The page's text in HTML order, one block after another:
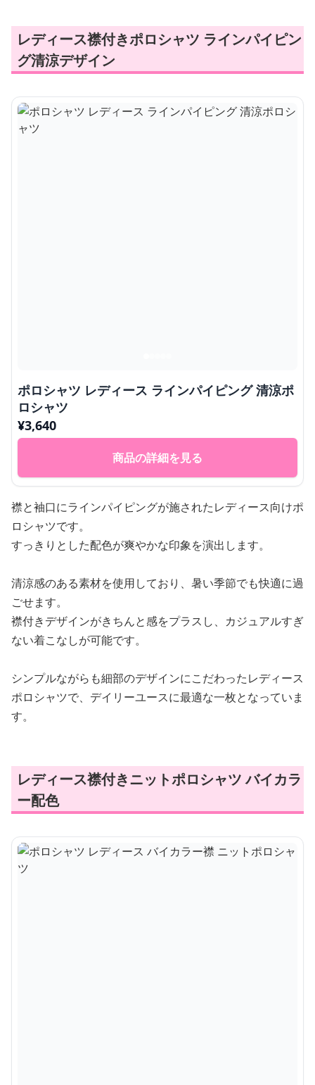
レディース襟付きポロシャツ ラインパイピン
グ清涼デザイン
ポロシャツ レディース ラインパイピング 清涼ポ
ロシャツ
¥3,640
商品の詳細を見る
襟と袖口にラインパイピングが施されたレディース向けポ
ロシャツです。
すっきりとした配色が爽やかな印象を演出します。
清涼感のある素材を使用しており、暑い季節でも快適に過
ごせます。
襟付きデザインがきちんと感をプラスし、カジュアルすぎ
ない着こなしが可能です。
シンプルながらも細部のデザインにこだわったレディース
ポロシャツで、デイリーユースに最適な一枚となっていま
す。
レディース襟付きニットポロシャツ バイカラ
ー配色